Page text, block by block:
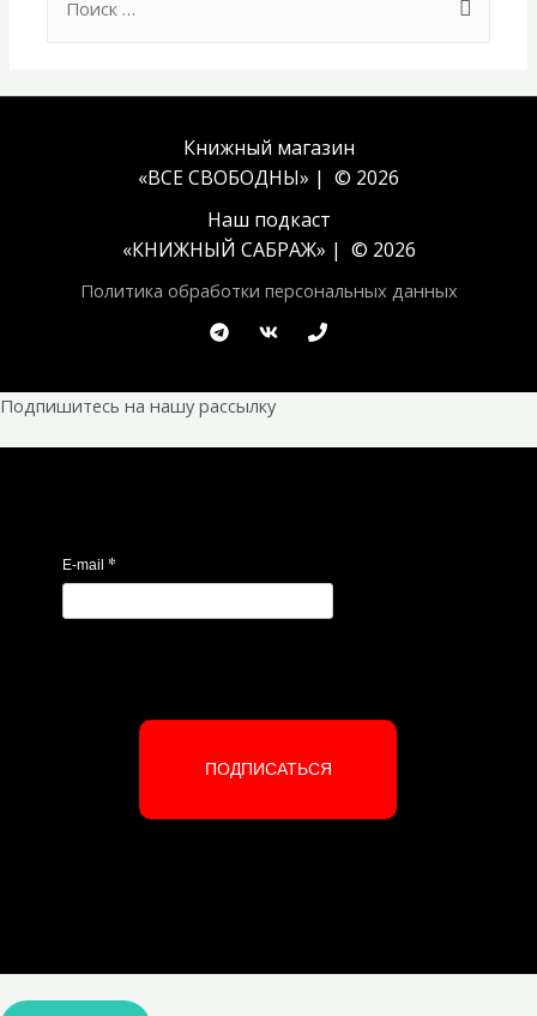
for:
Книжный магазин
«ВСЕ СВОБОДНЫ» | © 2026
Наш подкаст
«КНИЖНЫЙ САБРАЖ» | © 2026
Политика обработки персональных данных
Подпишитесь на нашу рассылку
E-mail *
ПОДПИСАТЬСЯ